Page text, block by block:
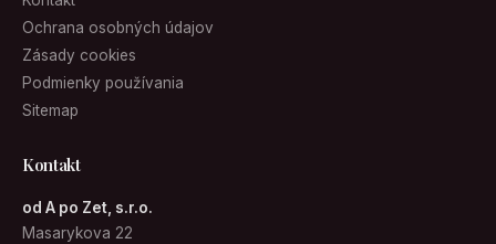
Ochrana osobných údajov
Zásady cookies
Podmienky používania
Sitemap
Kontakt
od A po Zet, s.r.o.
Masarykova 22